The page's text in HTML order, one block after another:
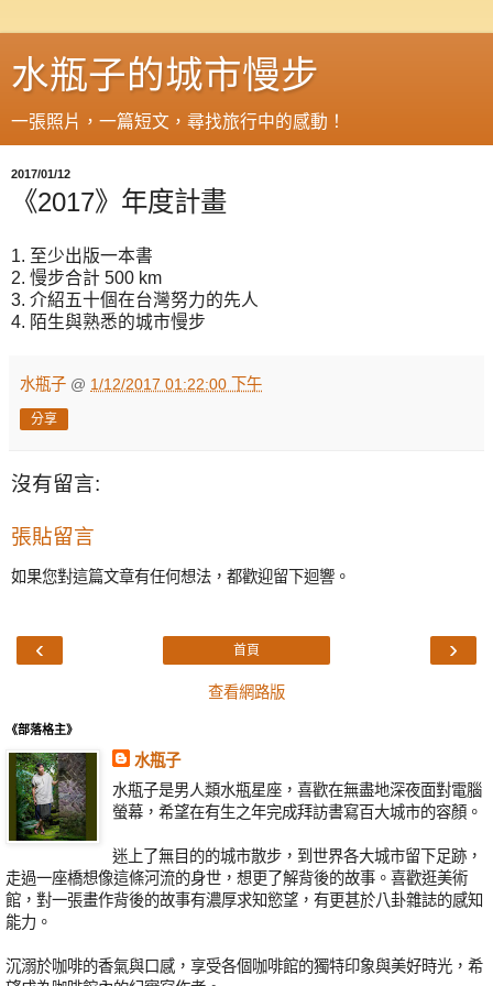
水瓶子的城市慢步
一張照片，一篇短文，尋找旅行中的感動！
2017/01/12
《2017》年度計畫
1. 至少出版一本書
2. 慢步合計 500 km
3. 介紹五十個在台灣努力的先人
4. 陌生與熟悉的城市慢步
水瓶子 @ 1/12/2017 01:22:00 下午
分享
沒有留言:
張貼留言
如果您對這篇文章有任何想法，都歡迎留下迴響。
‹ ›
首頁
查看網路版
《部落格主》
水瓶子
水瓶子是男人類水瓶星座，喜歡在無盡地深夜面對電腦
螢幕，希望在有生之年完成拜訪書寫百大城市的容顏。
迷上了無目的的城市散步，到世界各大城市留下足跡，
走過一座橋想像這條河流的身世，想更了解背後的故事。喜歡逛美術
館，對一張畫作背後的故事有濃厚求知慾望，有更甚於八卦雜誌的感知
能力。
沉溺於咖啡的香氣與口感，享受各個咖啡館的獨特印象與美好時光，希